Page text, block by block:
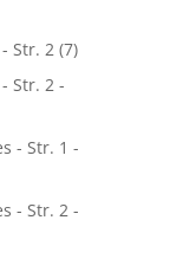
Str. 2 (7)
Str. 2 -
- Str. 1 -
- Str. 2 -